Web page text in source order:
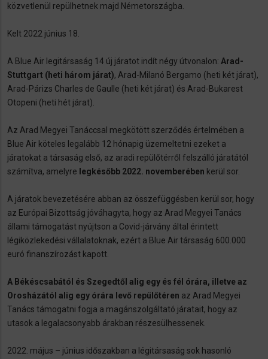
közvetlenül repülhetnek majd Németországba.
Kelt 2022 június 18.
A Blue Air legitársaság 14 új járatot indít négy útvonalon: Arad-
Stuttgart (heti három járat), Arad-Milanó Bergamo (heti két járat),
Arad-Párizs Charles de Gaulle (heti két járat) és Arad-Bukarest
Otopeni (heti hét járat).
Az Arad Megyei Tanáccsal megkötött szerződés értelmében a
Blue Air köteles legalább 12 hónapig üzemeltetni ezeket a
járatokat a társaság első, az aradi repülőtérről felszálló járatától
számítva, amelyre legkésőbb 2022. novemberében kerül sor.
A járatok bevezetésére abban az összefüggésben kerül sor, hogy
az Európai Bizottság jóváhagyta, hogy az Arad Megyei Tanács
állami támogatást nyújtson a Covid-járvány által érintett
légiközlekedési vállalatoknak, ezért a Blue Air társaság 600.000
euró finanszírozást kapott.
A Békéscsabától és Szegedtől alig egy és fél órára, illetve az
Orosházától alig egy órára levő repülőtéren az Arad Megyei
Tanács támogatni fogja a magánszolgáltató járatait, hogy az
utasok a legalacsonyabb árakban részesülhessenek.
2022. május – június időszakban a légitársaság sok hasonló